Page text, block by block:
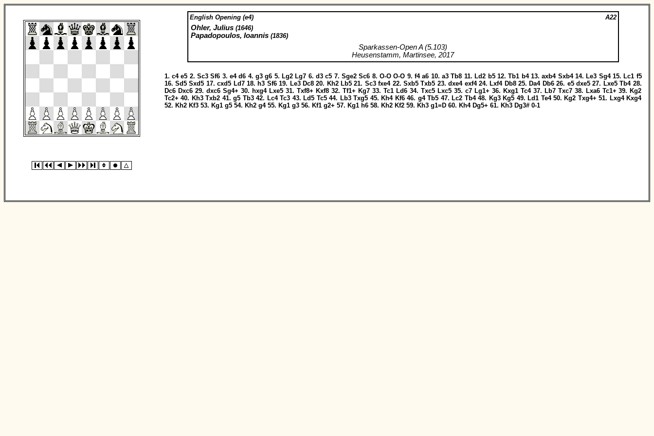
English Opening (e4) A22
Ohler, Julius(1646)
Papadopoulos, Ioannis(1836)
Sparkassen-Open A (5.103)
Heusenstamm, Martinsee, 2017
1. c4 e5 2.Sc3 Sf6 3.e4 d6 4.g3 g6 5.Lg2 Lg7 6.d3 c5 7.Sge2 Sc6 8.O-O O-O 9.f4 a6 10.a3 Tb8 11.Ld2 b512.Tb1 b413.axb4 Sxb414.Le3 Sg415.Lc1 f5
16.Sd5 Sxd5 17.cxd5 Ld718.h3 Sf619. Le3 Dc820. Kh2 Lb5 21. Sc3 fxe422. Sxb5 Txb5 23.dxe4 exf424.Lxf4 Db825.Da4 Db626. e5 dxe5 27. Lxe5 Tb428.
Dc6 Dxc629. dxc6 Sg4+ 30. hxg4 Lxe531. Txf8+ Kxf832. Tf1+ Kg733. Tc1 Ld634. Txc5 Lxc535. c7 Lg1+ 36. Kxg1 Tc437. Lb7 Txc738. Lxa6 Tc1+ 39.Kg2
Tc2+ 40. Kh3 Txb2 41.g5 Tb342. Lc4 Tc3 43.Ld5 Tc544. Lb3 Txg5 45.Kh4 Kf646. g4 Tb5 47.Lc2 Tb448. Kg3 Kg5 49. Ld1 Te450.Kg2 Txg4+ 51. Lxg4 Kxg4
52. Kh2 Kf353. Kg1 g554. Kh2 g455. Kg1 g356. Kf1 g2+ 57. Kg1 h658. Kh2 Kf259. Kh3 g1=D60. Kh4 Dg5+ 61. Kh3 Dg3# 0-1